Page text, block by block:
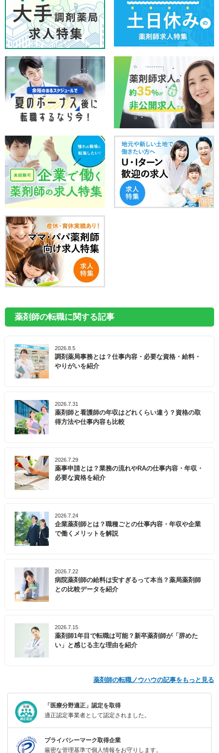
薬剤師の転職に関する記事
2026.8.5
調剤薬局事務とは？仕事内容・必要な資格・給料・
やりがいを紹介
2026.7.31
薬剤師と看護師の年収はどれくらい違う？資格の取
得方法や仕事内容も比較
2026.7.29
薬事申請とは？業務の流れやRAの仕事内容・年収・
必要な資格を紹介
2026.7.24
企業薬剤師とは？職種ごとの仕事内容・年収や企業
で働くメリットを解説
2026.7.22
病院薬剤師の給料は安すぎるって本当？薬局薬剤師
との比較データを紹介
2026.7.15
薬剤師1年目で転職は可能？新卒薬剤師が「辞めた
い」と感じる主な理由を紹介
薬剤師の転職ノウハウの記事をもっと見る
「医療分野適正」認定を取得
適正認定事業者として認定されました。
プライバシーマーク取得企業
厳密な管理基準で個人情報をお守りします。